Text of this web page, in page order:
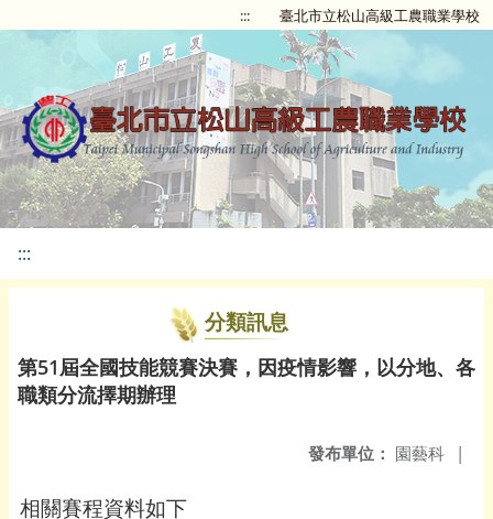
::: 臺北市立松山高級工農職業學校
:::
分類訊息
第51屆全國技能競賽決賽，因疫情影響，以分地、各
職類分流擇期辦理
發布單位： 園藝科 |
相關賽程資料如下